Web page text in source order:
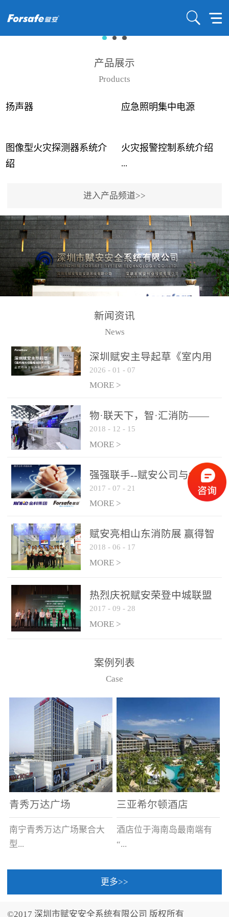
产品展示
Products
扬声器 应急照明集中电源
图像型火灾探测器系统介
绍
...
事故频发，传统的火灾探
测方法已无法满足要求。
尤其是目前众多的大型影
剧院、会议展览中心、体
育馆、大型仓库和隧道空
间等，其建筑结构特殊、
火灾隐患多。一旦发生火
传统的火灾关测器无法被
及时缺发，不能及早发现
和有效扑救火火，这不仅
力和闲难，同时也将造成
巨大的经济损失和社会影
响，基至还会造成人员伤
亡。图像型火灾探测器正
是针对这种高大空间建筑
物的消防设施、设备通过
现场图像的实时获取、预
处理和特征提取分析，实
现火焰的跟踪和识别。能
更早的进行预警，达到早
报早防的效果。 系统构
成示意图： 图像型火灾
和监控端两大部分组成。
两者之间通过以太网相
联，一台监控主机最多可
从监控主机上获取，最多
只能接6台，超过的需从现
火灾报警控制系统介绍
...
用了具有仲裁机制和冗余
校验的总线传输技术、线
路状态检测与保护技术、
后向光电感烟探测技术、
高可靠的系统抗干扰技术
等多项专利技术和专有技
警领域三十多年技术积累
和工程实践的结晶。
进入产品频道>>
新闻资讯
News
深圳赋安主导起草《室内用
光动能电池技术规程》 正式
布局光伏新能源产业
2026 - 01 - 07
MORE >
物·联天下，智·汇消防——
赋安F&S 2018上海消防展圆
满落幕
2018 - 12 - 15
MORE >
强强联手--赋安公司与金科
集团达成战略合作协议
2017 - 07 - 21
MORE >
赋安亮相山东消防展 赢得智
慧消防新荣耀
2018 - 06 - 17
MORE >
热烈庆祝赋安荣登中城联盟
联合采购战略合作平台
2017 - 09 - 28
MORE >
案例列表
Case
青秀万达广场
南宁青秀万达广场聚合大
型...
三亚希尔顿酒店
酒店位于海南岛最南端有
“...
中国的海岛天堂”之美称的
更多>>
©2017 深圳市赋安安全系统有限公司 版权所有